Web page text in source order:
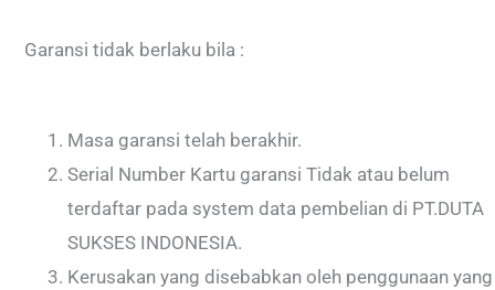
Garansi tidak berlaku bila :
Masa garansi telah berakhir.
Serial Number Kartu garansi Tidak atau belum
terdaftar pada system data pembelian di PT.DUTA
SUKSES INDONESIA.
Kerusakan yang disebabkan oleh penggunaan yang